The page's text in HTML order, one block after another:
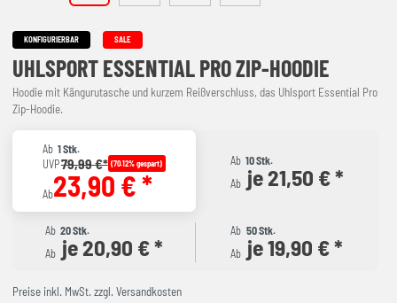
KONFIGURIERBAR SALE
UHLSPORT ESSENTIAL PRO ZIP-HOODIE
Hoodie mit Kängurutasche und kurzem Reißverschluss, das Uhlsport Essential Pro
Zip-Hoodie.
Ab 1 Stk.
UVP79,99 €* (70.12% gespart)
Ab23,90 € *
Ab 10 Stk.
Ab je 21,50 € *
Ab 20 Stk.
Ab je 20,90 € *
Ab 50 Stk.
Ab je 19,90 € *
Preise inkl. MwSt. zzgl. Versandkosten